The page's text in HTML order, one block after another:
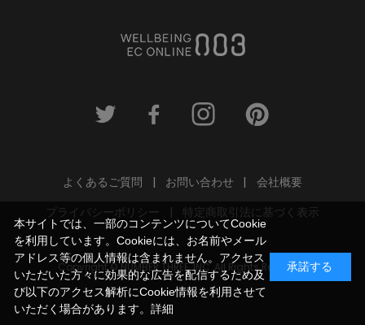
よくあるご質問 お問い合わせ
会社概要
プライバシーポリシー
特定商取引法に基づく表示
Copyright © NUMBER THREE, INC. All Rights Reserved.
本サイトでは、一部のコンテンツについてCookie
を利用しています。Cookieには、お名前やメール
アドレス等の個人情報は含まれません。アクセス
いただいた方々に効果的な広告を配信するため及
び以下のアクセス解析にCookie情報を利用させて
いただく場合があります。 詳細
承諾する